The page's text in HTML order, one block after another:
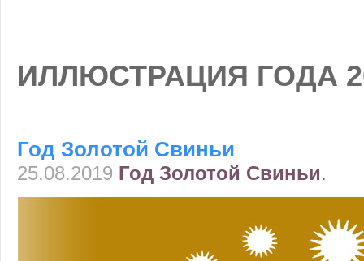
ИЛЛЮСТРАЦИЯ ГОДА
Год Золотой Свиньи
25.08.2019 Год Золотой Свиньи.